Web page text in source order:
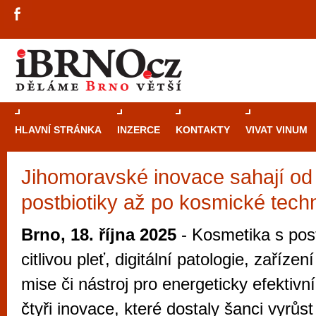
HLAVNÍ STRÁNKA INZERCE KONTAKTY VIVAT VINUM
Jihomoravské inovace sahají
postbiotiky až po kosmické
Brno, 18. října 2025 - Kosmetika s
citlivou pleť, digitální patologie,
mise či nástroj pro energeticky
čtyři inovace, které dostaly šanci
Průvodce
Brně: Od
Brno je
zajímavé
restaurace,
Mimo jiné je ale také místem, kde si